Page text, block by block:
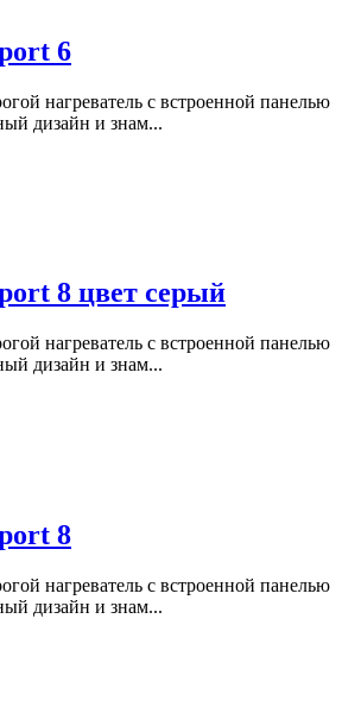
6
нагреватель с встроенной панелью
дизайн и знам...
8 цвет серый
нагреватель с встроенной панелью
дизайн и знам...
8
нагреватель с встроенной панелью
дизайн и знам...